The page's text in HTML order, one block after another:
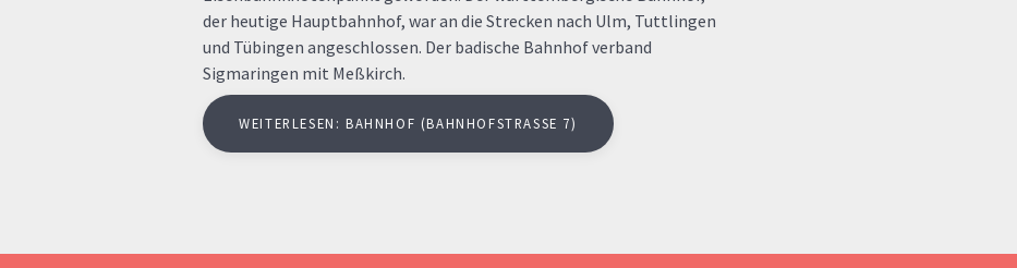
der heutige Hauptbahnhof, war an die Strecken nach Ulm, Tuttlingen
und Tübingen angeschlossen. Der badische Bahnhof verband
Sigmaringen mit Meßkirch.
WEITERLESEN: BAHNHOF (BAHNHOFSTRASSE 7)